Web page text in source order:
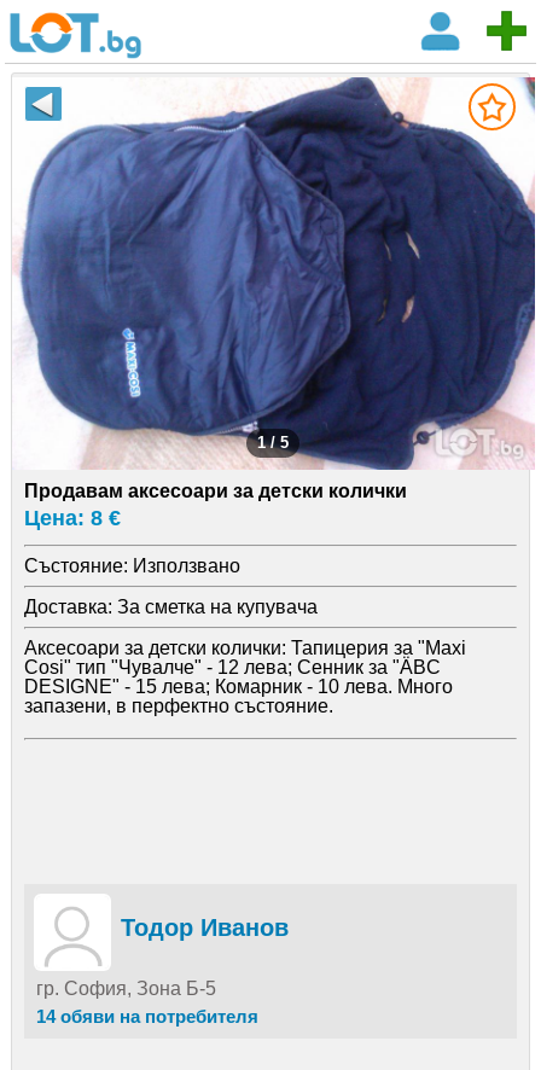
1 / 5
Продавам аксесоари за детски колички
Цена: 8 €
Състояние: Използвано
Доставка: За сметка на купувача
Аксесоари за детски колички: Тапицерия за "Maxi
Cosi" тип "Чувалче" - 12 лева; Сенник за "ÄBC
DESIGNE" - 15 лева; Комарник - 10 лева. Много
запазени, в перфектно състояние.
Тодор Иванов
гр. София, Зона Б-5
14 обяви на потребителя